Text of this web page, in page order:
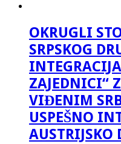
OKRUGLI
SRPSKOG
ZAJEDNICI“
VIĐENIM
USPEŠNO
AUSTRIJSKO